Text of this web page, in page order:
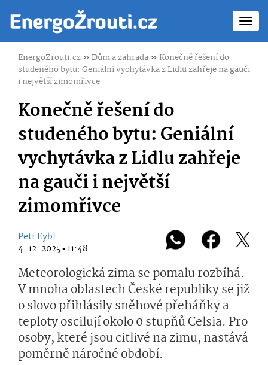
EnergoZrouti.cz»Dům a zahrada»Konečně řešení do
studeného bytu: Geniální vychytávka z Lidlu zahřeje na gauči
i největší zimomřivce
Konečně řešení do
studeného bytu: Geniální
vychytávka z Lidlu zahřeje
na gauči i největší
zimomřivce
Petr Eybl
4. 12. 2025 ▪ 11:48
Meteorologická zima se pomalu rozbíhá.
V mnoha oblastech České republiky se již
o slovo přihlásily sněhové přeháňky a
teploty oscilují okolo 0 stupňů Celsia. Pro
osoby, které jsou citlivé na zimu, nastává
poměrně náročné období.